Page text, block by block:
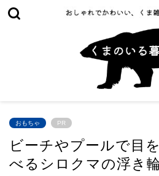
おもちゃ PR
ビーチやプールで目
べるシロクマの浮き